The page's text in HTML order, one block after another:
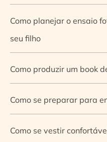
Como planejar o ensaio
seu filho
Como produzir um book
Como se preparar para
Como se vestir